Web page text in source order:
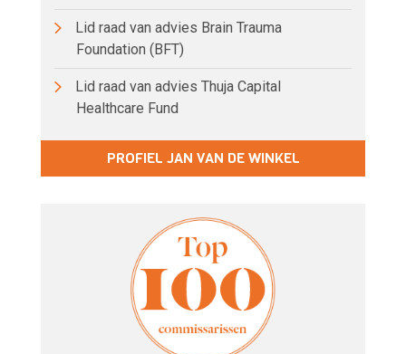
Lid raad van advies Brain Trauma
Foundation (BFT)
Lid raad van advies Thuja Capital
Healthcare Fund
PROFIEL JAN VAN DE WINKEL